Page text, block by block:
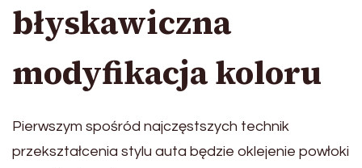
błyskawiczna
modyfikacja koloru
Pierwszym spośród najczęstszych technik
przekształcenia stylu auta będzie oklejenie powłoki